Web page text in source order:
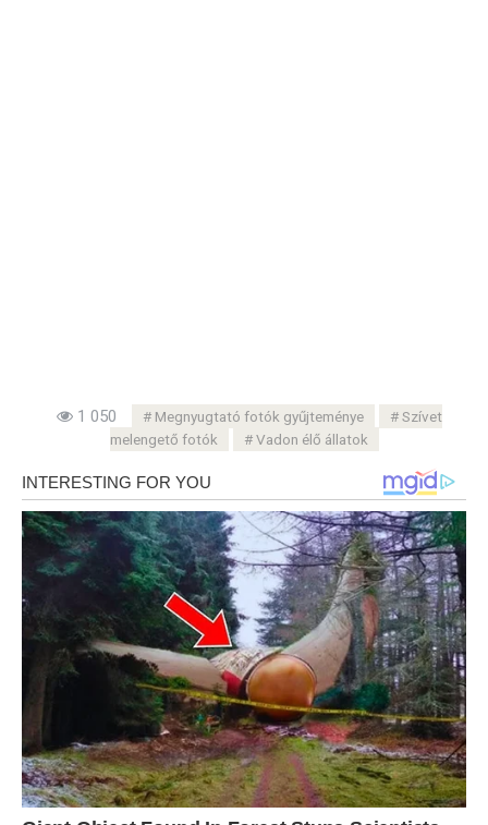
1 050 Megnyugtató fotók gyűjteménye
Szívet
melengető fotók
Vadon élő állatok